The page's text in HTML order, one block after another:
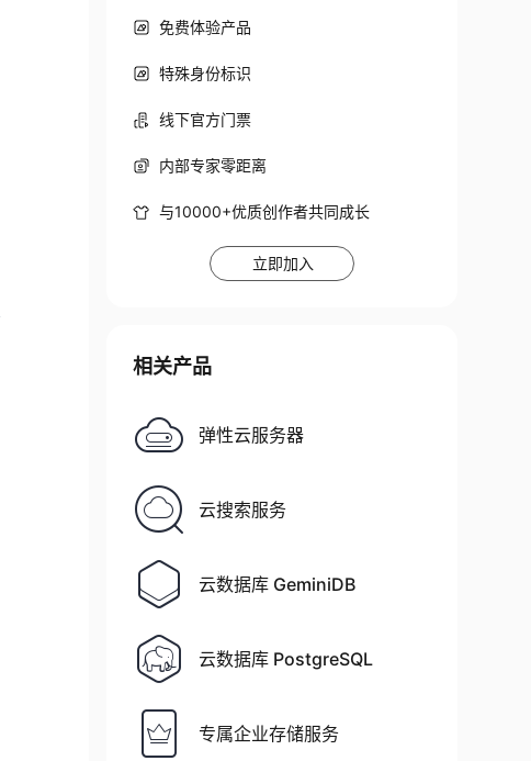
免费体验产品
特殊身份标识
线下官方门票
内部专家零距离
与10000+优质创作者共同成长
立即加入
相关产品
弹性云服务器
云搜索服务
云数据库 GeminiDB
云数据库 PostgreSQL
专属企业存储服务